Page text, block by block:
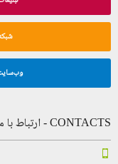
CONTACTS - ارتباط با ما